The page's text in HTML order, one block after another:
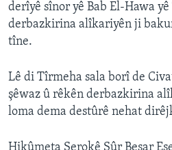
derîyê sînor yê Bab El-Hawa
derbazkirina alîkariyên ji
tîne.
Lê di Tîrmeha sala borî de
şêwaz û rêkên derbazkirina
loma dema destûrê nehat